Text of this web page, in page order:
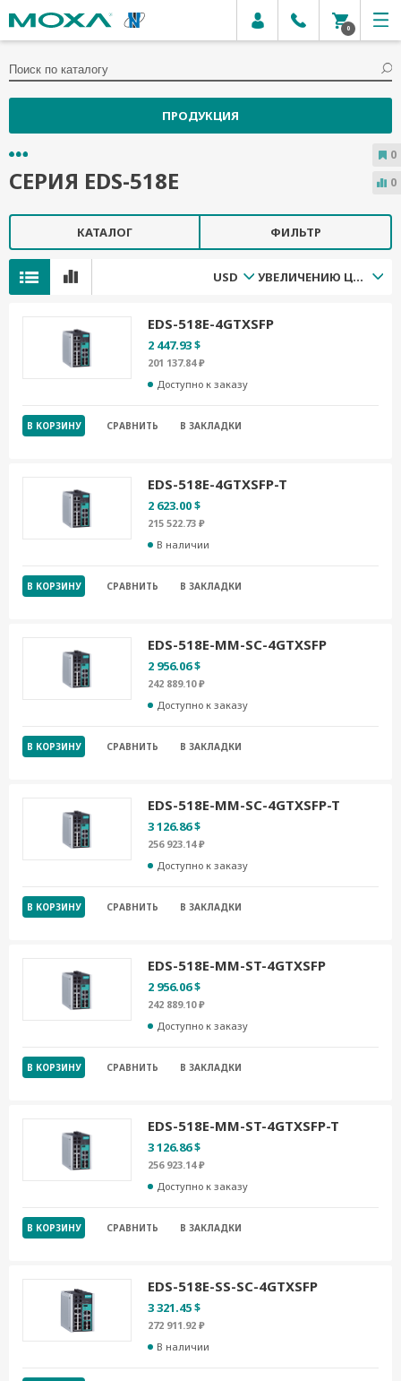
0
ПРОДУКЦИЯ
СЕРИЯ EDS-518E
КАТАЛОГ ФИЛЬТР
USD УВЕЛИЧЕНИЮ ЦЕНЫ
EDS-518E-4GTXSFP
2 447.93 $
201 137.84 ₽
Доступно к заказу
В КОРЗИНУ СРАВНИТЬ В ЗАКЛАДКИ
EDS-518E-4GTXSFP-T
2 623.00 $
215 522.73 ₽
В наличии
В КОРЗИНУ СРАВНИТЬ В ЗАКЛАДКИ
EDS-518E-MM-SC-4GTXSFP
2 956.06 $
242 889.10 ₽
Доступно к заказу
В КОРЗИНУ СРАВНИТЬ В ЗАКЛАДКИ
EDS-518E-MM-SC-4GTXSFP-T
3 126.86 $
256 923.14 ₽
Доступно к заказу
В КОРЗИНУ СРАВНИТЬ В ЗАКЛАДКИ
EDS-518E-MM-ST-4GTXSFP
2 956.06 $
242 889.10 ₽
Доступно к заказу
В КОРЗИНУ СРАВНИТЬ В ЗАКЛАДКИ
EDS-518E-MM-ST-4GTXSFP-T
3 126.86 $
256 923.14 ₽
Доступно к заказу
В КОРЗИНУ СРАВНИТЬ В ЗАКЛАДКИ
EDS-518E-SS-SC-4GTXSFP
3 321.45 $
272 911.92 ₽
В наличии
0
0